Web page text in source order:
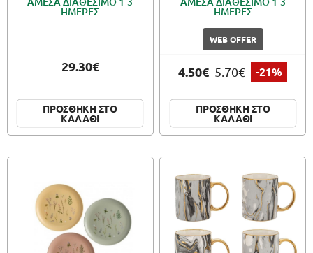
ΗΜΕΡΕΣ
29.30€
ΠΡΟΣΘΗΚΗ ΣΤΟ
ΚΑΛΑΘΙ
ΗΜΕΡΕΣ
WEB OFFER
4.50€ 5.70€ -21%
ΠΡΟΣΘΗΚΗ ΣΤΟ
ΚΑΛΑΘΙ